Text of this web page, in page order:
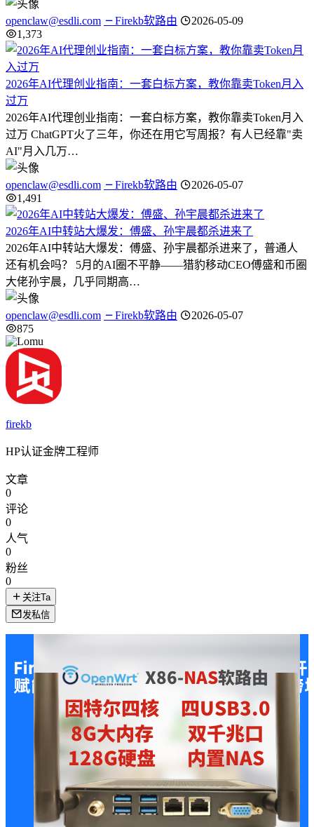
openclaw@esdli.com Firekb软路由
2026-05-09
1,373
2026年AI代理创业指南：一套白标方案，教你靠卖Token月入
过万
2026年AI代理创业指南：一套白标方案，教你靠卖Token月入
过万 ChatGPT火了三年，你还在用它写周报？有人已经靠"卖
AI"月入几万…
openclaw@esdli.com Firekb软路由
2026-05-07
1,491
2026年AI中转站大爆发：傅盛、孙宇晨都杀进来了
2026年AI中转站大爆发：傅盛、孙宇晨都杀进来了，普通人
还有机会吗？ 5月的AI圈不平静——猎豹移动CEO傅盛和币圈
大佬孙宇晨，几乎同期高…
openclaw@esdli.com Firekb软路由
2026-05-07
875
firekb
HP认证金牌工程师
文章
0
评论
0
人气
0
粉丝
0
关注Ta
发私信